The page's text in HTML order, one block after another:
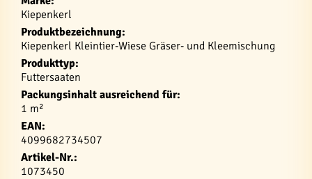
Kiepenkerl
Produktbezeichnung:
Kiepenkerl Kleintier-Wiese Gräser- und Kleemischung
Produkttyp:
Futtersaaten
Packungsinhalt ausreichend für:
1 m²
EAN:
4099682734507
Artikel-Nr.:
1073450